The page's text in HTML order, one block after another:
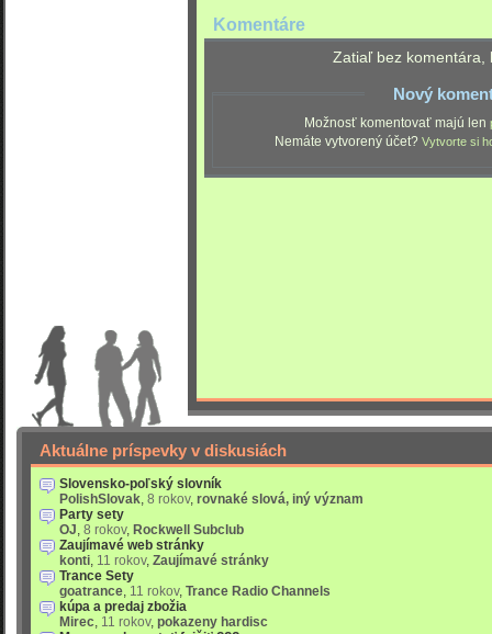
Komentáre
Zatiaľ bez komentára,
Nový
Možnosť komentovať majú len
Nemáte vytvorený účet? Vytvorte si
Aktuálne príspevky v diskusiách
Slovensko-poľský slovník
PolishSlovak, 8 rokov, rovnaké slová, iný význam
Party sety
OJ, 8 rokov, Rockwell Subclub
Zaujímavé web stránky
konti, 11 rokov, Zaujímavé stránky
Trance Sety
goatrance, 11 rokov, Trance Radio Channels
kúpa a predaj zbožia
Mirec, 11 rokov, pokazeny hardisc